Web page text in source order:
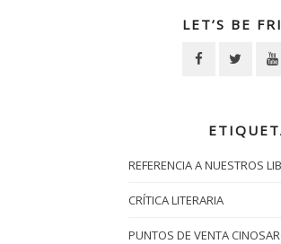
LET’S BE
REFERENCIA A NUESTROS
CRÍTICA LITERARIA
PUNTOS DE VENTA